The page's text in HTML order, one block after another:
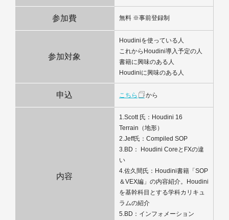
参加費 無料 ※事前登録制
参加対象
Houdiniを使っている人
これからHoudini導入予定の人
書籍に興味のある人
Houdiniに興味のある人
申込 こちら から
内容
1.Scott 氏：Houdini 16
Terrain（地形）
2.Jeff氏：Compiled SOP
3.BD： Houdini CoreとFXの違
い
4.佐久間氏：Houdini書籍「SOP
＆VEX編」の内容紹介。Houdini
を基幹科目とする学科カリキュ
ラムの紹介
5.BD：インフォメーション